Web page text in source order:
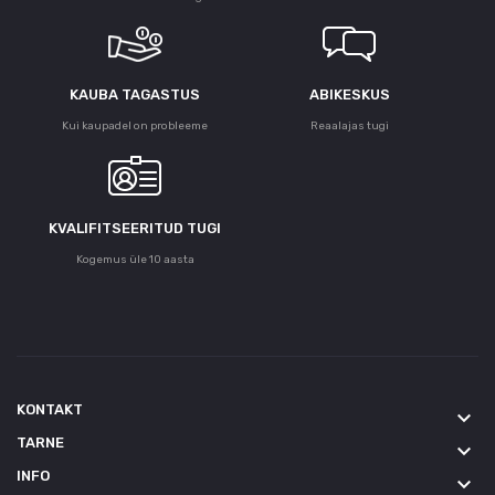
KAUBA TAGASTUS
Kui kaupadel on probleeme
ABIKESKUS
Reaalajas tugi
KVALIFITSEERITUD TUGI
Kogemus üle 10 aasta
KONTAKT keyboard_arrow_down
TARNE keyboard_arrow_down
INFO keyboard_arrow_down